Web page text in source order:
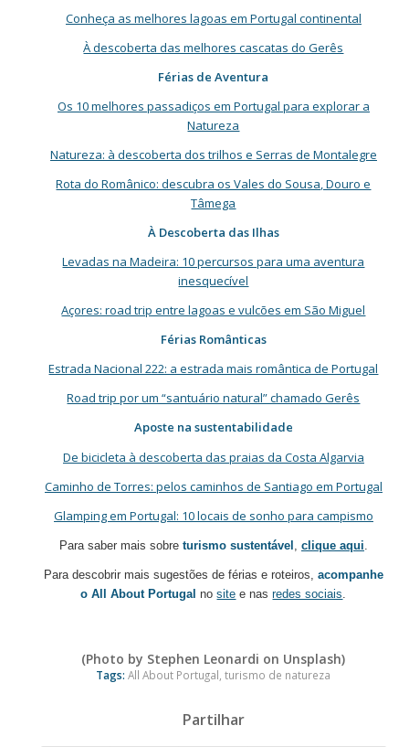
Conheça as melhores lagoas em Portugal continental
À descoberta das melhores cascatas do Gerês
Férias de Aventura
Os 10 melhores passadiços em Portugal para explorar a
Natureza
Natureza: à descoberta dos trilhos e Serras de Montalegre
Rota do Românico: descubra os Vales do Sousa, Douro e
Tâmega
À Descoberta das Ilhas
Levadas na Madeira: 10 percursos para uma aventura
inesquecível
Açores: road trip entre lagoas e vulcões em São Miguel
Férias Românticas
Estrada Nacional 222: a estrada mais romântica de Portugal
Road trip por um “santuário natural” chamado Gerês
Aposte na sustentabilidade
De bicicleta à descoberta das praias da Costa Algarvia
Caminho de Torres: pelos caminhos de Santiago em Portugal
Glamping em Portugal: 10 locais de sonho para campismo
Para saber mais sobre turismo sustentável clique aqui
Para descobrir mais sugestões de férias e roteiros, acompanhe
o All About Portugal nosite e nasredes sociais
(Photo by Stephen Leonardi on Unsplash)
Tags: All About Portugal ,turismo de natureza
Partilhar